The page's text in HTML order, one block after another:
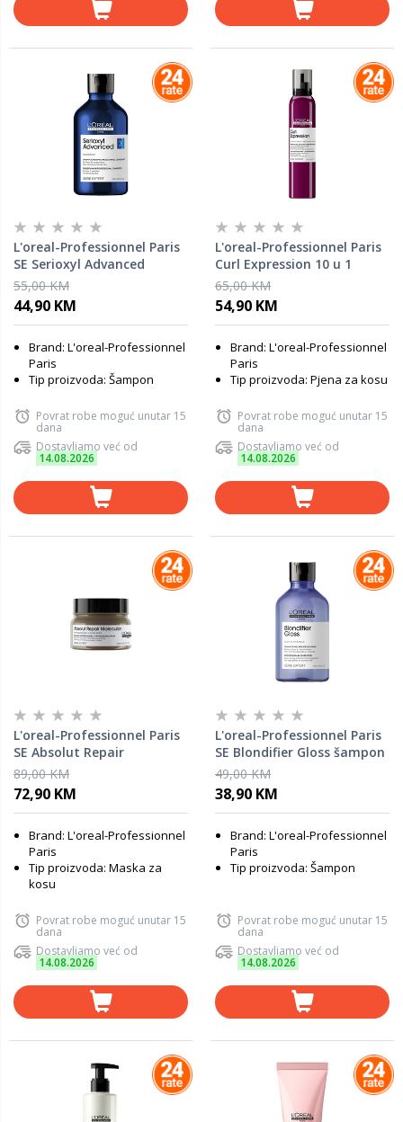
L'oreal-Professionnel Paris
SE Serioxyl Advanced
šampon za tanku kosu
LP710639, 300 ml
55,00 KM
44,90 KM
Brand: L'oreal-Professionnel
Paris
Tip proizvoda: Šampon
Povrat robe moguć unutar 15
dana
Dostavljamo već od
14.08.2026
L'oreal-Professionnel Paris
Curl Expression 10 u 1
pjena za kovrčavu kosu
LP710973, 250 ml
65,00 KM
54,90 KM
Brand: L'oreal-Professionnel
Paris
Tip proizvoda: Pjena za kosu
Povrat robe moguć unutar 15
dana
Dostavljamo već od
14.08.2026
L'oreal-Professionnel Paris
SE Absolut Repair
Molecular maska za
obnovu kose LP721789, 250
ml
89,00 KM
72,90 KM
Brand: L'oreal-Professionnel
Paris
Tip proizvoda: Maska za
kosu
Povrat robe moguć unutar 15
dana
Dostavljamo već od
14.08.2026
L'oreal-Professionnel Paris
SE Blondifier Gloss šampon
za kosu LP697438, 300 ml
49,00 KM
38,90 KM
Brand: L'oreal-Professionnel
Paris
Tip proizvoda: Šampon
Povrat robe moguć unutar 15
dana
Dostavljamo već od
14.08.2026